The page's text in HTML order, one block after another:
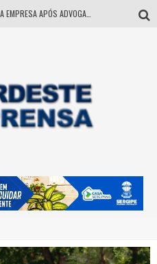
TRT MULTA EMPRESA APÓS ADVOGADA USAR IA E INVENTAR PRECEDENTES JUDICIAIS
Mulher morre durante operação contra grupo investigado por roubo de cargas e tráfico de drogas em Sergipe